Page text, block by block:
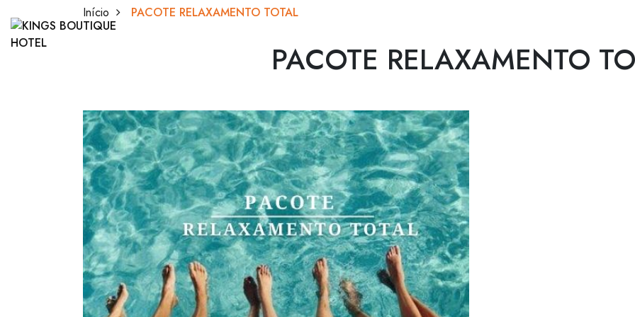
Início PACOTE RELAXAMENTO TOTAL
PACOTE RELAXAMENTO TOTALPACOTE RELAXAMENTO